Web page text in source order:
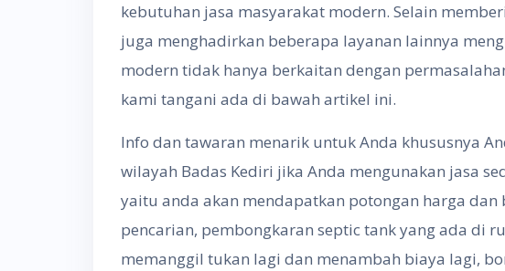
kebutuhan jasa masyarakat modern. Selain
juga menghadirkan beberapa layanan lainnya
modern tidak hanya berkaitan dengan
kami tangani ada di bawah artikel ini.
Info dan tawaran menarik untuk Anda khususnya
wilayah Badas Kediri jika Anda mengunakan jasa
yaitu anda akan mendapatkan potongan harga
pencarian, pembongkaran septic tank yang ada di
memanggil tukan lagi dan menambah biaya lagi,